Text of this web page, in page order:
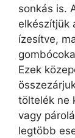
sonkás is.
elkészítjük
ízesítve,
Ezek
töltelék ne
vagy
legtöbb